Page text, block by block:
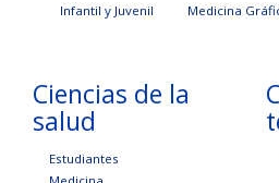
Infantil y Juvenil
Medicina
Ciencias de la
salud
Estudiantes